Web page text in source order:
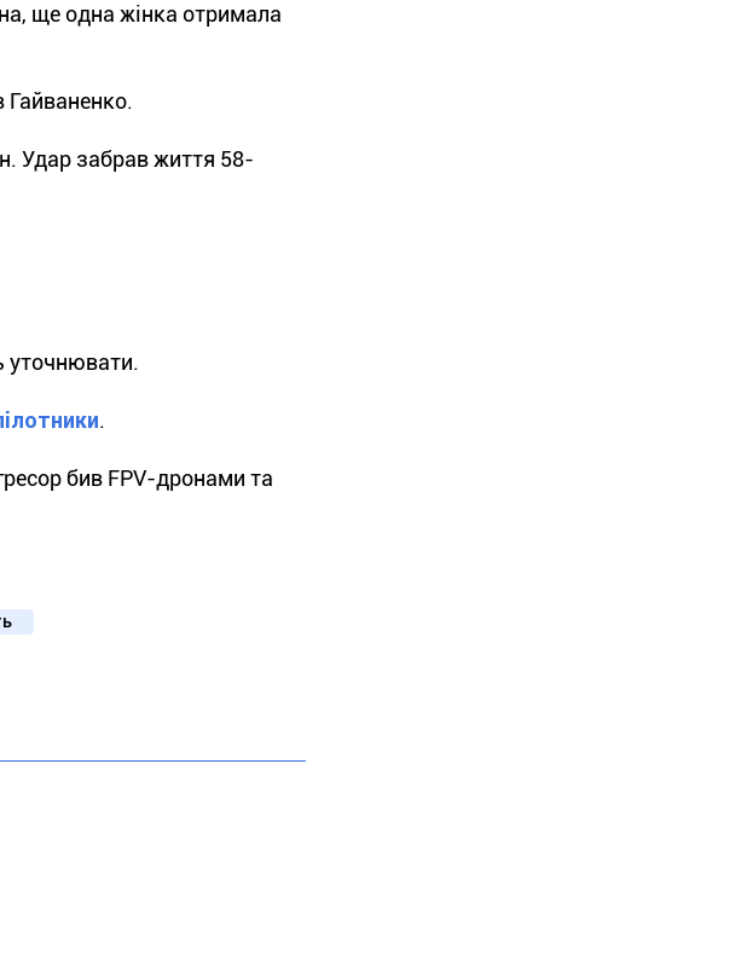
ще одна жінка отримала
Удар забрав життя 58-
уточнювати.
.
бив FPV-дронами та